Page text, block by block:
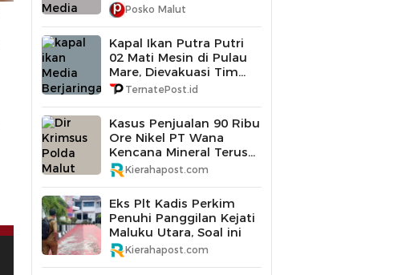
Posko Malut
Kapal Ikan Putra Putri
02 Mati Mesin di Pulau
Mare, Dievakuasi Tim
SAR Gabungan
TernatePost.id
Kasus Penjualan 90 Ribu
Ore Nikel PT Wana
Kencana Mineral Terus
Didalami Polda Maluku
Utara
Kierahapost.com
Eks Plt Kadis Perkim
Penuhi Panggilan Kejati
Maluku Utara, Soal ini
Kierahapost.com